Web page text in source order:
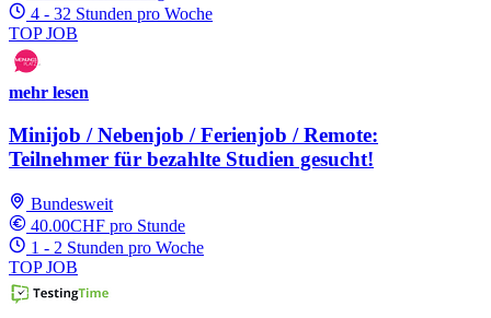
4 - 32 Stunden pro Woche
TOP JOB
mehr lesen
Minijob / Nebenjob / Ferienjob / Remote:
Teilnehmer für bezahlte Studien gesucht!
Bundesweit
40.00CHF pro Stunde
1 - 2 Stunden pro Woche
TOP JOB